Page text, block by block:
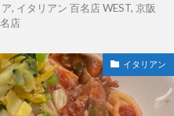
, イタリアン 百名店 WEST, 京阪
店
イタリアン